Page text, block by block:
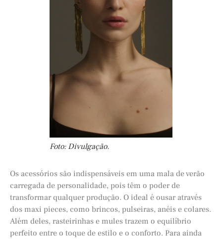
Foto: Divulgação.
Os acessórios são indispensáveis em uma mala de verão
carregada de personalidade, pois têm o poder de
transformar qualquer produção. O ideal é ousar através
dos maxi pieces, como brincos, pulseiras, anéis e colares.
Além deles, rasteirinhas e mules trazem o equilíbrio
perfeito entre o toque de estilo e o conforto. Para ainda